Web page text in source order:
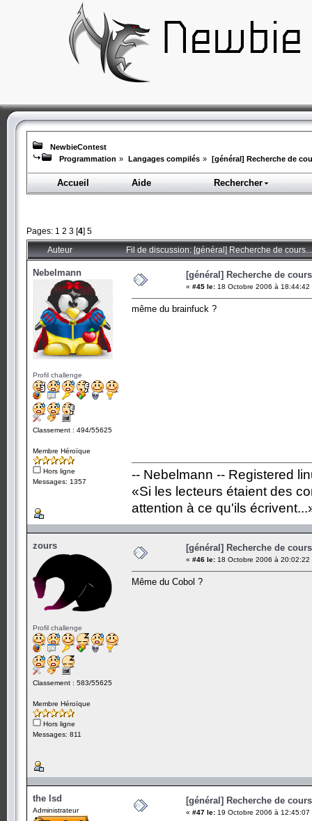
NewbieContest
Programmation » Langages compilés » [général] Recherche de
Accueil Aide Rechercher
Pages: 1 2 3 [4] 5
Auteur Fil de discussion: [général] Recherche de
Nebelmann
Profil challenge
Classement : 494/55625
Membre Héroïque
Hors ligne
Messages: 1357
[général] Recherche de
« #45 le: 18 Octobre 2006 à 18:44:42
même du brainfuck ?
-- Nebelmann -- Registered
«Si les lecteurs étaient des
attention à ce qu'ils
zours
Profil challenge
Classement : 583/55625
Membre Héroïque
Hors ligne
Messages: 811
[général] Recherche de
« #46 le: 18 Octobre 2006 à 20:02:22
Même du Cobol ?
the lsd
Administrateur
[général] Recherche de
« #47 le: 19 Octobre 2006 à 12:45:07